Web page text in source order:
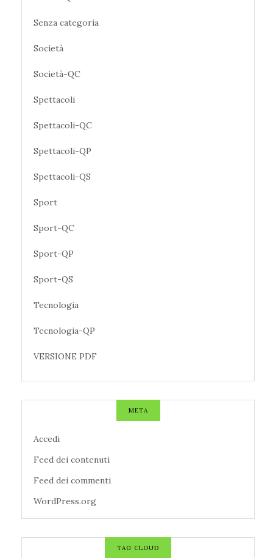
Senza categoria
Società
Società-QC
Spettacoli
Spettacoli-QC
Spettacoli-QP
Spettacoli-QS
Sport
Sport-QC
Sport-QP
Sport-QS
Tecnologia
Tecnologia-QP
VERSIONE PDF
META
Accedi
Feed dei contenuti
Feed dei commenti
WordPress.org
TAG CLOUD